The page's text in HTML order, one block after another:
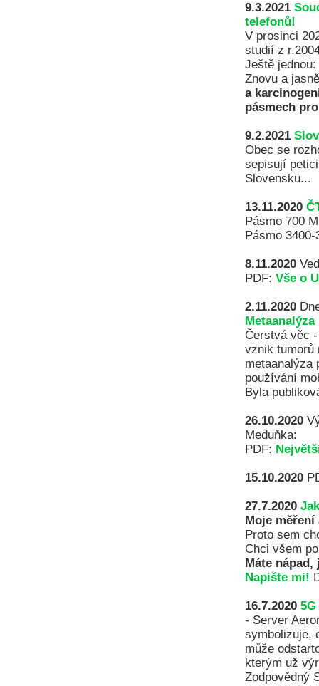
9.3.2021
telefonů!
V prosinci
studií z
Ještě jednou:
Znovu a
a
pásmech
9.2.2021
Obec se
sepisují
Slovensku...
13.11.2020
Pásmo 700
Pásmo
8.11.2020
PDF:Vše o
2.11.2020
Čerstvá věc
vznik tumorů
metaanalýza
používání
Byla
26.10.2020
Meduňka:
PDF:
15.10.2020
27.7.2020
Moje
Proto sem
Chci všem
Máte
Napište mi!
16.7.2020
- Server
symbolizuje,
může
kterým už
Zodpovědný